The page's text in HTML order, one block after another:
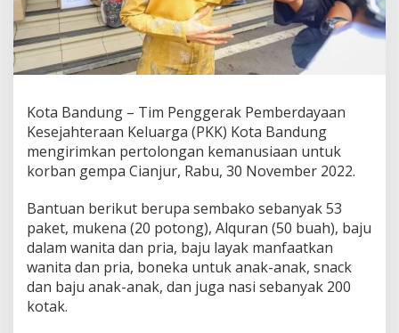
B
a
n
t
n
K
e
m
u
s
i
a
n
Kota Bandung – Tim Penggerak Pemberdayaan
Kesejahteraan Keluarga (PKK) Kota Bandung
mengirimkan pertolongan kemanusiaan untuk
korban gempa Cianjur, Rabu, 30 November 2022.
Bantuan berikut berupa sembako sebanyak 53
paket, mukena (20 potong), Alquran (50 buah), baju
dalam wanita dan pria, baju layak manfaatkan
wanita dan pria, boneka untuk anak-anak, snack
dan baju anak-anak, dan juga nasi sebanyak 200
kotak.